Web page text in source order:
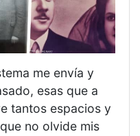
me envía y
esas que a
tantos espacios y
no olvide mis